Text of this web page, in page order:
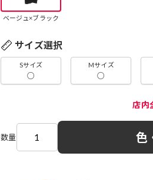
ベージュ×ブラック
サイズ選択
Sサイズ
○
Mサイズ
○
店内
数量 色